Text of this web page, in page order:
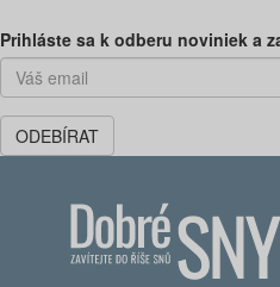
Predchádzajúca
Prihláste sa k odberu noviniek a
ODEBÍRAT